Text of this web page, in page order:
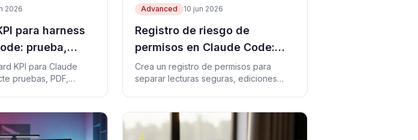
2026
para harness
prueba,
en una hoja
KPI para Claude
pruebas, PDF,
Advanced 10 jun 2026
Registro de riesgo de
permisos en Claude Code:
decide antes de que el
agente actúe
Crea un registro de permisos para
separar lecturas seguras, ediciones